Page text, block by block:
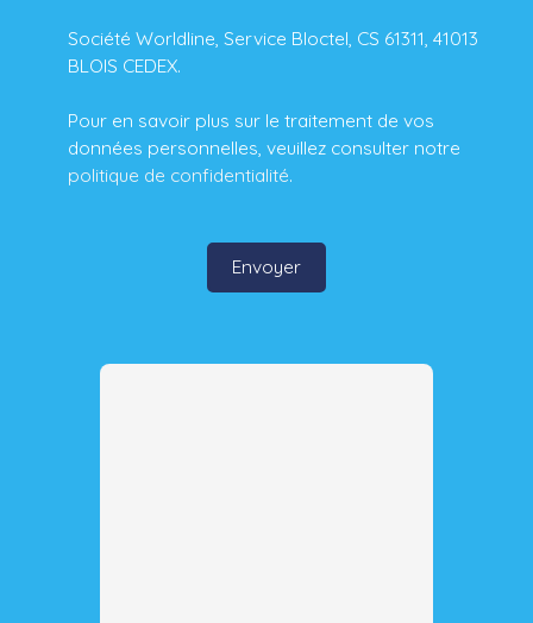
Société Worldline, Service Bloctel, CS 61311, 41013
BLOIS CEDEX.
Pour en savoir plus sur le traitement de vos
données personnelles, veuillez consulter notre
politique de confidentialité.
Envoyer